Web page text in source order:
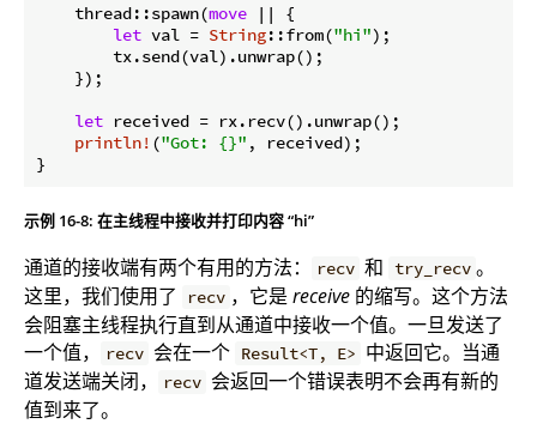
    thread::spawn(
move || {
let val = String::from("hi");
        tx.send(val).unwrap();
    });
let received = rx.recv().unwrap();
println! ("Got: {}" , received);
}
示例 16-8: 在主线程中接收并打印内容 “hi”
通道的接收端有两个有用的方法： recv 和 try_recv 。
这里，我们使用了
recv ，它是receive 的缩写。这个方法
会阻塞主线程执行直到从通道中接收一个值。一旦发送了
一个值，
recv 会在一个 Result<T, E> 中返回它。当通
道发送端关闭，
recv 会返回一个错误表明不会再有新的
值到来了。